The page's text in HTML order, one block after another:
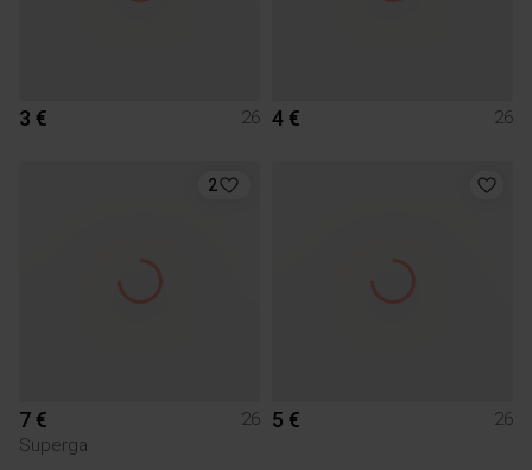
3 € 26 4 € 26
2
7 €
26
Superga
5 € 26